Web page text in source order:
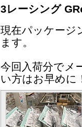
3レーシング
現在パッケージ
ます。
今回入荷分でメ
い方はお早めに